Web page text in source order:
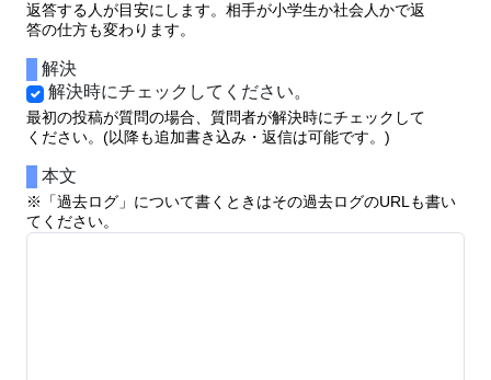
返答する人が目安にします。相手が小学生か社会人かで返
答の仕方も変わります。
解決
解決時にチェックしてください。
最初の投稿が質問の場合、質問者が解決時にチェックして
ください。(以降も追加書き込み・返信は可能です。)
本文
※「過去ログ」について書くときはその過去ログのURLも書い
てください。